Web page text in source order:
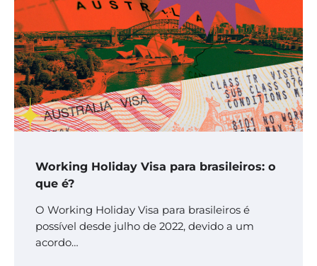
Working Holiday Visa para brasileiros: o
que é?
O Working Holiday Visa para brasileiros é
possível desde julho de 2022, devido a um
acordo…